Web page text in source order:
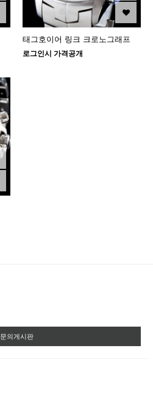
태그호이어 링크 크로노그래프
로그인시 가격공개
문의게시판